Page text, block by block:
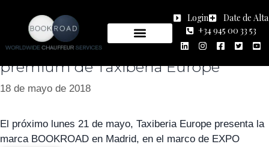
Login
Date de Alta
+34 945 00 33 53
Día:18 de mayo de 2018
Nace Bookroad, la apuesta
premium de Taxiberia Europe
18 de mayo de 2018
El próximo lunes 21 de mayo, Taxiberia Europe presenta la
marca BOOKROAD en Madrid, en el marco de EXPO